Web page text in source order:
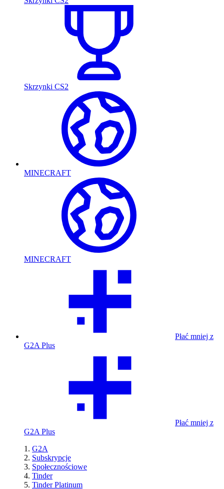
Skrzynki CS2
MINECRAFT
MINECRAFT
Płać mniej z
G2A Plus
Płać mniej z
G2A Plus
G2A
Subskrypcje
Społecznościowe
Tinder
Tinder Platinum